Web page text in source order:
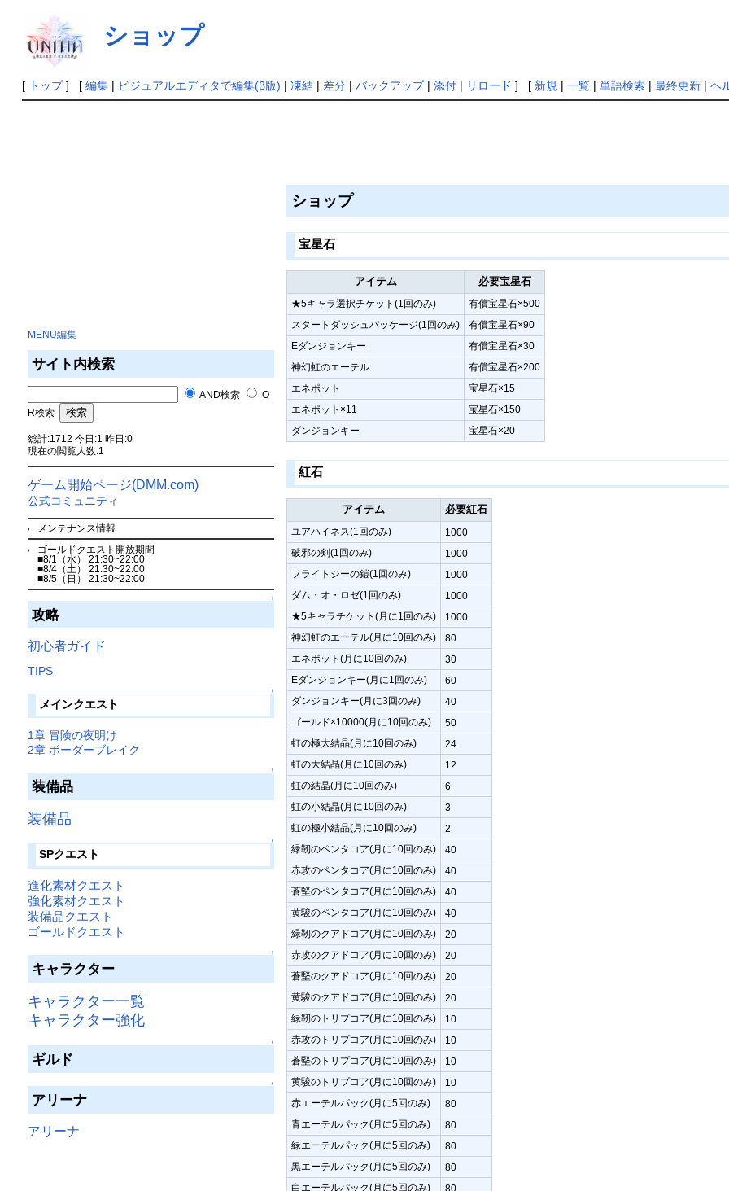
ショップ
[ トップ] [ 編集| ビジュアルエディタで編集(β版) | 凍結| 差分| バックアップ| 添付| リロード ] [ 新規 | 一覧| 単語検索| 最終更新| ヘ
MENU編集
サイト内検索
AND検索
O
R検索
総計:1712 今日:1 昨日:0
現在の閲覧人数:1
ゲーム開始ページ(DMM.com)
公式コミュニティ
メンテナンス情報
ゴールドクエスト開放期間
■8/1（水） 21:30~22:00
■8/4（土） 21:30~22:00
■8/5（日） 21:30~22:00
↑
攻略
初心者ガイド
TIPS
↑
メインクエスト
1章 冒険の夜明け
2章 ボーダーブレイク
↑
装備品
装備品
↑
SPクエスト
進化素材クエスト
強化素材クエスト
装備品クエスト
ゴールドクエスト
↑
キャラクター
キャラクター一覧
キャラクター強化
↑
ギルド
↑
アリーナ
アリーナ
ショップ
宝星石
アイテム 必要宝星石
★5キャラ選択チケット(1回のみ)
有償宝星石×500
スタートダッシュパッケージ(1回のみ)
有償宝星石×90
Eダンジョンキー
有償宝星石×30
神幻虹のエーテル
有償宝星石×200
エネポット
宝星石×15
エネポット×11
宝星石×150
ダンジョンキー
宝星石×20
紅石
アイテム 必要紅石
ユアハイネス(1回のみ)
1000
破邪の剣(1回のみ)
1000
フライトジーの鎧(1回のみ)
1000
ダム・オ・ロゼ(1回のみ)
1000
★5キャラチケット(月に1回のみ)
1000
神幻虹のエーテル(月に10回のみ)
80
エネポット(月に10回のみ)
30
Eダンジョンキー(月に1回のみ)
60
ダンジョンキー(月に3回のみ)
40
ゴールド×10000(月に10回のみ)
50
虹の極大結晶(月に10回のみ)
24
虹の大結晶(月に10回のみ)
12
虹の結晶(月に10回のみ)
6
虹の小結晶(月に10回のみ)
3
虹の極小結晶(月に10回のみ)
2
緑靭のペンタコア(月に10回のみ)
40
赤攻のペンタコア(月に10回のみ)
40
蒼堅のペンタコア(月に10回のみ)
40
黄駿のペンタコア(月に10回のみ)
40
緑靭のクアドコア(月に10回のみ)
20
赤攻のクアドコア(月に10回のみ)
20
蒼堅のクアドコア(月に10回のみ)
20
黄駿のクアドコア(月に10回のみ)
20
緑靭のトリプコア(月に10回のみ)
10
赤攻のトリプコア(月に10回のみ)
10
蒼堅のトリプコア(月に10回のみ)
10
黄駿のトリプコア(月に10回のみ)
10
赤エーテルパック(月に5回のみ)
80
青エーテルパック(月に5回のみ)
80
緑エーテルパック(月に5回のみ)
80
黒エーテルパック(月に5回のみ)
80
白エーテルパック(月に5回のみ)
80